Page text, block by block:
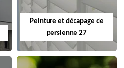
Peinture et décapage de
persienne 27